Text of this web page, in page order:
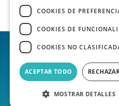
Política de privacidad
Condiciones del
COOKIES DE
COOKIES DE
COOKIES NO
ACEPTAR TODO
MOSTRAR DETALLES